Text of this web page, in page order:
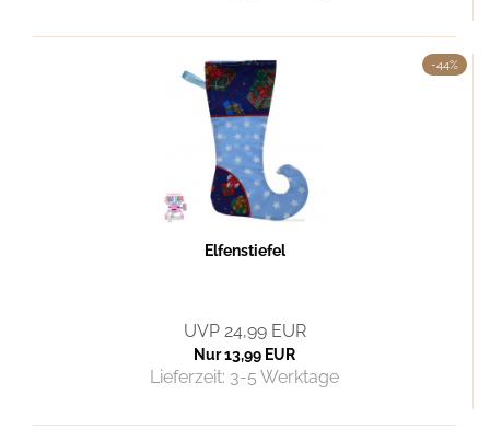
-44%
Elfenstiefel
UVP 24,99 EUR
Nur 13,99 EUR
Lieferzeit: 3-5 Werktage